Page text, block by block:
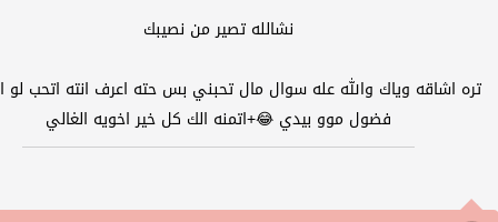
نشالله تصير من نصيبك
تره اشاقه وياك والله عله سوال مال تحبني بس حته اعرف انته اتحب لو
فضول موو بيدي 😂+اتمنه الك كل خير اخويه الغالي